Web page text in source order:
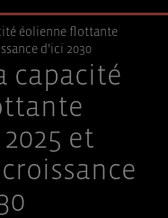
éolienne flottante
d’ici 2030
capacité
et